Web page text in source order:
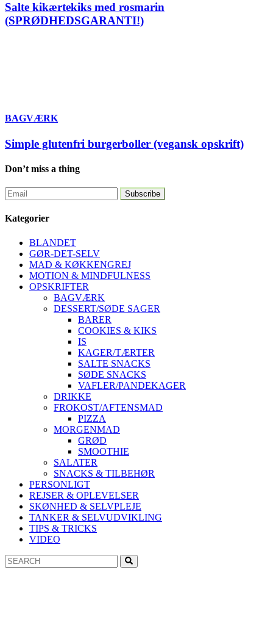
Salte kikærtekiks med rosmarin
(SPRØDHEDSGARANTI!)
BAGVÆRK
Simple glutenfri burgerboller (vegansk opskrift)
Don’t miss a thing
Kategorier
BLANDET
GØR-DET-SELV
MAD & KØKKENGREJ
MOTION & MINDFULNESS
OPSKRIFTER
BAGVÆRK
DESSERT/SØDE SAGER
BARER
COOKIES & KIKS
IS
KAGER/TÆRTER
SALTE SNACKS
SØDE SNACKS
VAFLER/PANDEKAGER
DRIKKE
FROKOST/AFTENSMAD
PIZZA
MORGENMAD
GRØD
SMOOTHIE
SALATER
SNACKS & TILBEHØR
PERSONLIGT
REJSER & OPLEVELSER
SKØNHED & SELVPLEJE
TANKER & SELVUDVIKLING
TIPS & TRICKS
VIDEO
Search
for: